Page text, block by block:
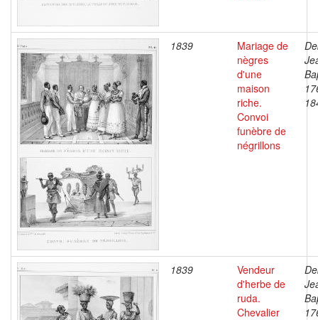
1839
Mariage de
nègres
d'une
maison
riche.
Convoi
funèbre de
négrillons
1839
Vendeur
d'herbe de
ruda.
Chevalier